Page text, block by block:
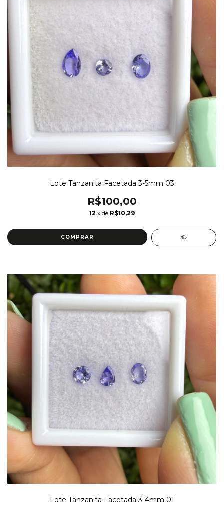
Lote Tanzanita Facetada 3-5mm 03
R$100,00
12 x de R$10,29
Lote Tanzanita Facetada 3-4mm 01